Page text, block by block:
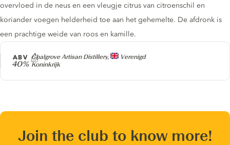
Producer
Chalgrove Artisan Distillery,
Verenigd
Koninkrijk
ABV
40%
overvloed in de neus en een vleugje citrus van citroenschil en
koriander voegen helderheid toe aan het gehemelte. De afdronk is
een prachtige weide van roos en kamille.
Join the club to know more!